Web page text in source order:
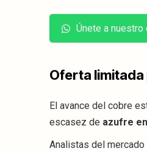
Únete a nuestro
Oferta
El avance del cobre
escasez de azufre
Analistas del